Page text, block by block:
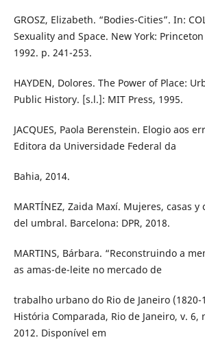
GROSZ, Elizabeth. “Bodies-Cities”. In:
Sexuality and Space. New York:
1992. p. 241-253.
HAYDEN, Dolores. The Power of Place:
Public History. [s.l.]: MIT Press, 1995.
JACQUES, Paola Berenstein. Elogio aos
Editora da Universidade Federal da
Bahia, 2014.
MARTÍNEZ, Zaida Maxí. Mujeres, casas
del umbral. Barcelona: DPR, 2018.
MARTINS, Bárbara. “Reconstruindo a
as amas-de-leite no mercado de
trabalho urbano do Rio de Janeiro (1820-
História Comparada, Rio de Janeiro, v. 6,
2012. Disponível em